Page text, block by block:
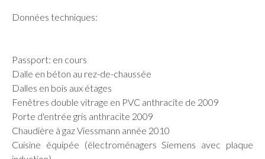
Données techniques:
Passport: en cours
Dalle en béton au rez-de-chaussée
Dalles en bois aux étages
Fenêtres double vitrage en PVC anthracite de 2009
Porte d'entrée gris anthracite 2009
Chaudière à gaz Viessmann année 2010
Cuisine équipée (électroménagers Siemens avec plaque